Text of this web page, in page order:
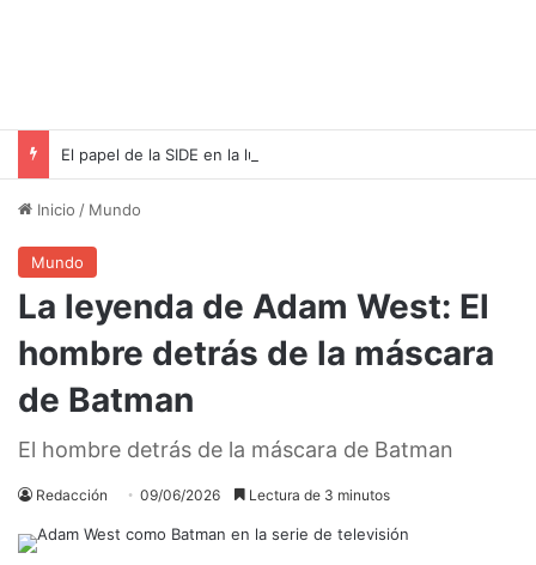
Inicio / Mundo
Mundo
La leyenda de Adam West: El
hombre detrás de la máscara
de Batman
El hombre detrás de la máscara de Batman
Redacción 09/06/2026 Lectura de 3 minutos